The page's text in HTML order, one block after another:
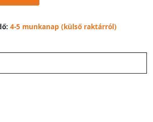
4-5 munkanap (külső raktárról)